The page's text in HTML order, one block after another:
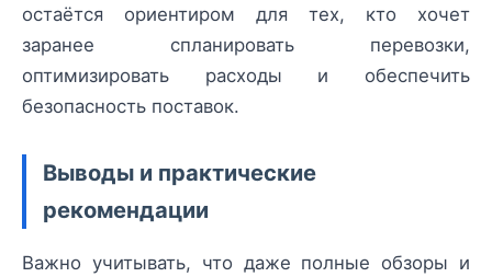
остаётся ориентиром для тех, кто хочет
заранее спланировать перевозки,
оптимизировать расходы и обеспечить
безопасность поставок.
Выводы и практические
рекомендации
Важно учитывать, что даже полные обзоры и